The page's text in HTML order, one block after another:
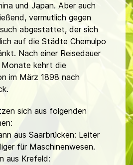
und Japan. Aber auch
vermutlich gegen
abgestattet, der sich
auf die Städte Chemulpo
Nach einer Reisedauer
kehrt die
im März 1898 nach
sich aus folgenden
aus Saarbrücken: Leiter
für Maschinenwesen.
aus Krefeld: